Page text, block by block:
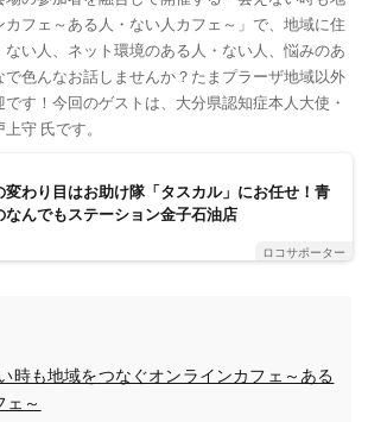
フェ～ある人・ない人カフェ～」で、地域に住
い人、ネット環境のある人・ない人、悩みのあ
で色んなお話しませんか？たまプラーザ地域以外
す！今回のゲストは、大分県認知症本人大使・
守 氏です。
変わり目はお助け隊「タスカル」にお任せ！青
なんでもステーション金子石油店
ロコサポーター
時も地域をつなぐオンラインカフェ～ある
ェ～